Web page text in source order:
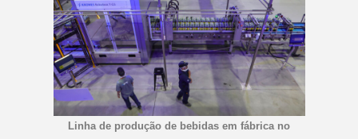
Linha de produção de bebidas em fábrica no